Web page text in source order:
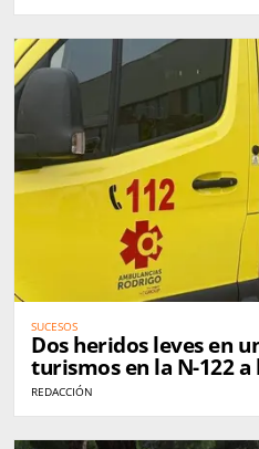
SUCESOS
Dos heridos leves en
turismos en la N-122
REDACCIÓN